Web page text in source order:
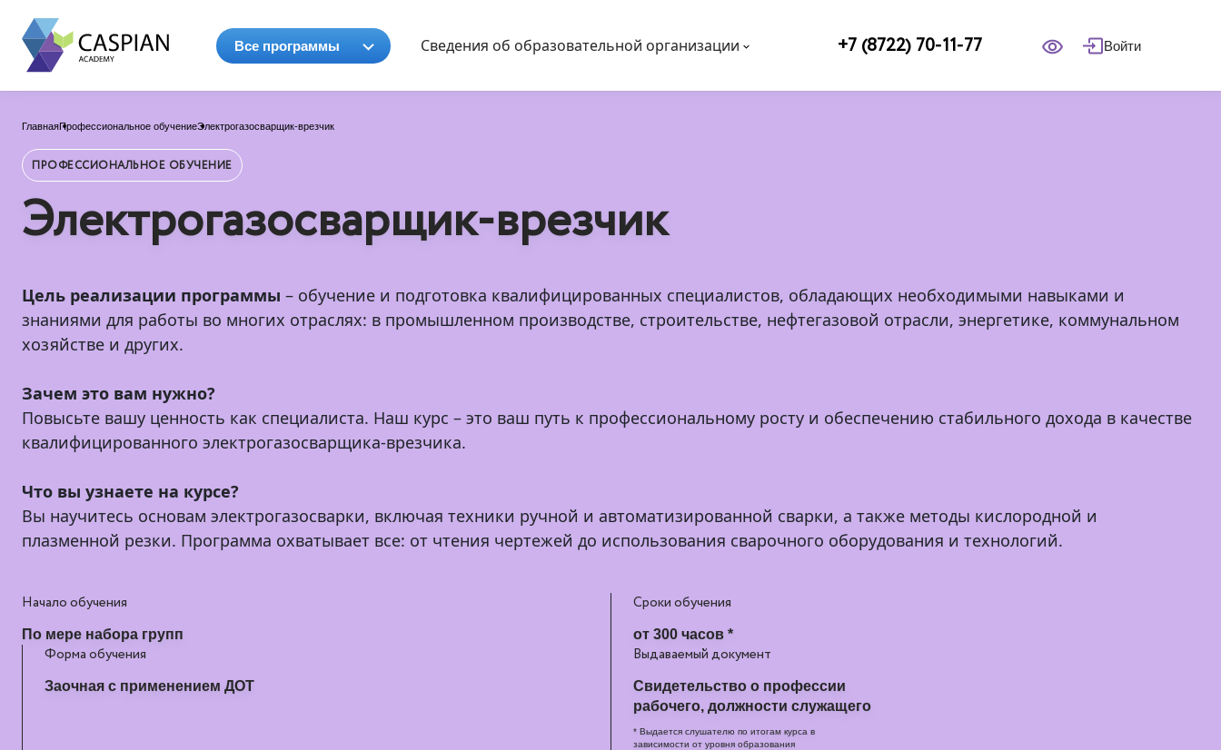
Все программы Сведения об образовательной организации +7 (8722) 70-11-77 Войти
ГлавнаяПрофессиональное обучениеЭлектрогазосварщик-врезчик
ПРОФЕССИОНАЛЬНОЕ ОБУЧЕНИЕ
Электрогазосварщик-врезчик
Цель реализации программы – обучение и подготовка квалифицированных специалистов, обладающих необходимыми навыками и
знаниями для работы во многих отраслях: в промышленном производстве, строительстве, нефтегазовой отрасли, энергетике, коммунальном
хозяйстве и других.
Зачем это вам нужно?
Повысьте вашу ценность как специалиста. Наш курс – это ваш путь к профессиональному росту и обеспечению стабильного дохода в качестве
квалифицированного электрогазосварщика-врезчика.
Что вы узнаете на курсе?
Вы научитесь основам электрогазосварки, включая техники ручной и автоматизированной сварки, а также методы кислородной и
плазменной резки. Программа охватывает все: от чтения чертежей до использования сварочного оборудования и технологий.
Начало обучения
По мере набора групп
Сроки обучения
от 300 часов *
Форма обучения
Заочная с применением ДОТ
Выдаваемый документ
Свидетельство о профессии
рабочего, должности служащего
* Выдается слушателю по итогам курса в
зависимости от уровня образования